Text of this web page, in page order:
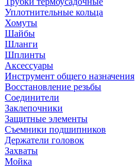
Уплотнительные кольца
Хомуты
Шайбы
Шланги
Шплинты
Аксессуары
Инструмент общего назначения
Восстановление резьбы
Соединители
Заклепочники
Защитные элементы
Съемники подшипников
Держатели головок
Захваты
Мойка